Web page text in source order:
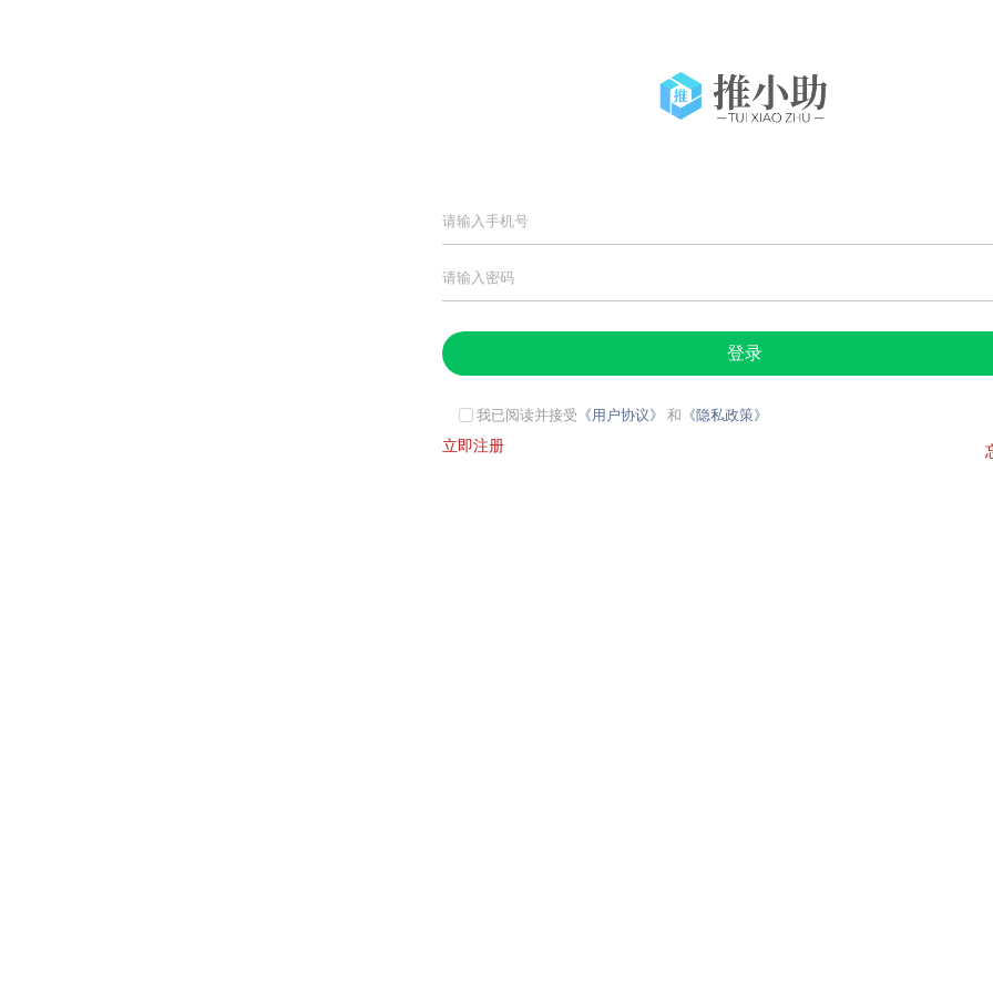
我已阅读并接受 《用户协议》 和 《隐私政策》
立即注册